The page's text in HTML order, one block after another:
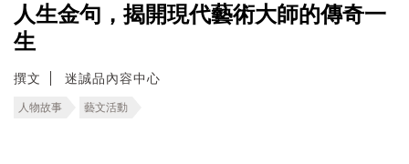
人生金句，揭開現代藝術大師的傳奇一
生
撰文 迷誠品內容中心
人物故事 藝文活動